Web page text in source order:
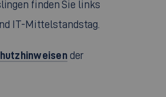
finden Sie links
IT-Mittelstandstag.
der